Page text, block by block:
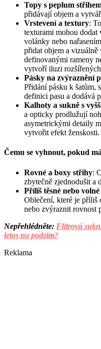
Topy s peplum
přidávají objem a
Vrstevení a textury:
texturami mohou
volánky nebo
přidat objem a
definovanými rameny
vytvoří iluzi
Pásky na zvýraznění
Přidání pásku k šatům,
definici pasu a dodává
Kalhoty a sukně s
a opticky prodlužují
asymetrickými detaily
vytvořit efekt ženskosti.
Čemu se vyhnout, pokud
Rovné a boxy střihy:
zbytečně zjednodušit a
Příliš těsné nebo
Oblečení, které je příliš
nebo zvýraznit rovnost
Nepřehlédněte: Flitrová
letos na podzim?
Reklama